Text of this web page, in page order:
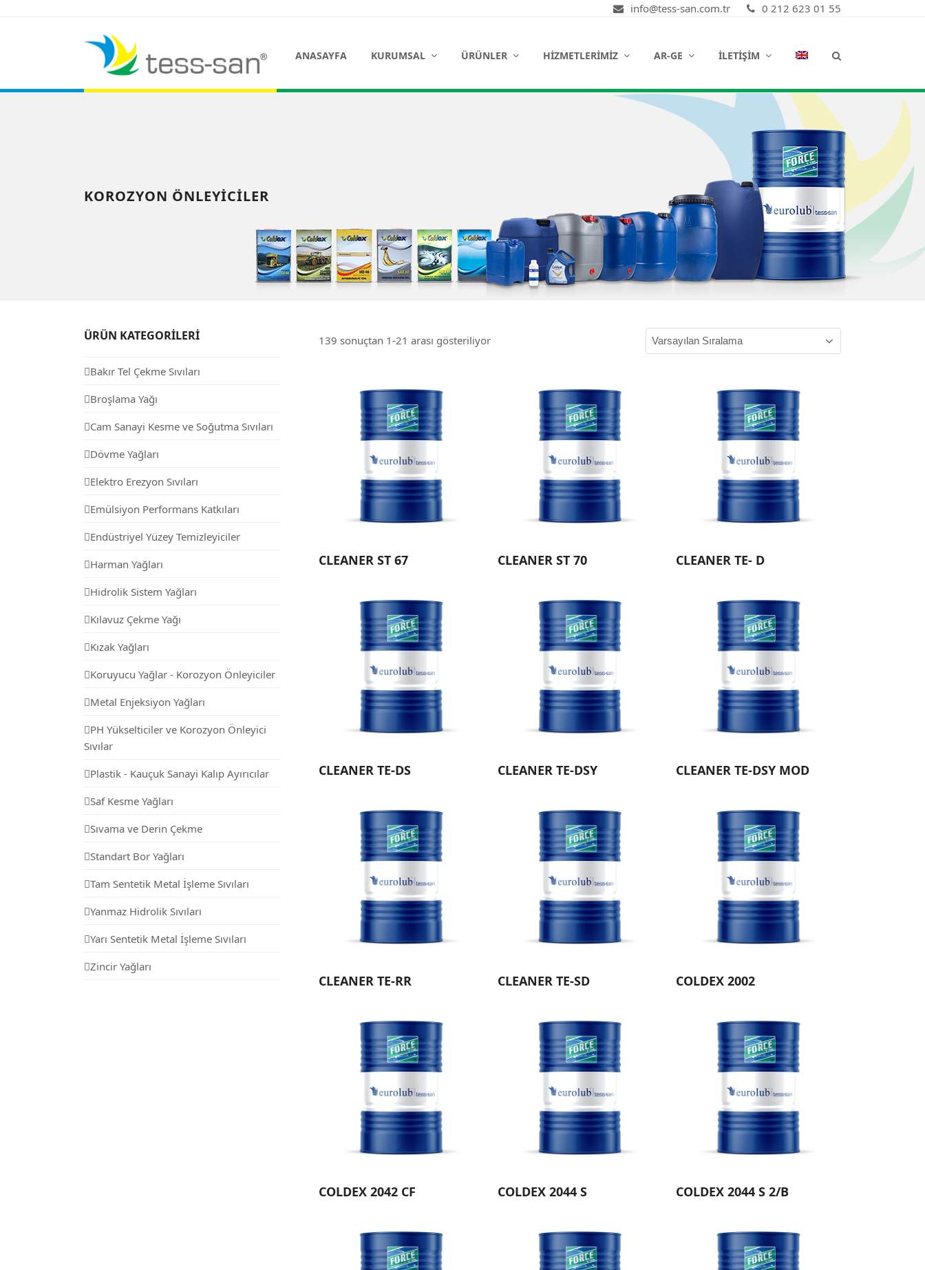
info@tess-san.com.tr 0 212 623 01 55
ANASAYFA KURUMSAL ÜRÜNLER HIZMETLERIMIZ AR-GE İLETIŞIM
KOROZYON ÖNLEYICILER
139 sonuçtan 1-21 arası gösteriliyor
CLEANER ST 67 CLEANER ST 70 CLEANER TE- D
CLEANER TE-DS CLEANER TE-DSY CLEANER TE-DSY MOD
CLEANER TE-RR CLEANER TE-SD COLDEX 2002
COLDEX 2042 CF COLDEX 2044 S COLDEX 2044 S 2/B
ÜRÜN KATEGORİLERİ
Bakır Tel Çekme Sıvıları
Broşlama Yağı
Cam Sanayi Kesme ve Soğutma Sıvıları
Dövme Yağları
Elektro Erezyon Sıvıları
Emülsiyon Performans Katkıları
Endüstriyel Yüzey Temizleyiciler
Harman Yağları
Hidrolik Sistem Yağları
Kılavuz Çekme Yağı
Kızak Yağları
Koruyucu Yağlar - Korozyon Önleyiciler
Metal Enjeksiyon Yağları
PH Yükselticiler ve Korozyon Önleyici
Sıvılar
Plastik - Kauçuk Sanayi Kalıp Ayırıcılar
Saf Kesme Yağları
Sıvama ve Derin Çekme
Standart Bor Yağları
Tam Sentetik Metal İşleme Sıvıları
Yanmaz Hidrolik Sıvıları
Yarı Sentetik Metal İşleme Sıvıları
Zincir Yağları